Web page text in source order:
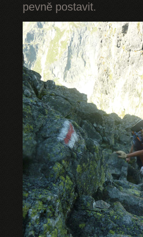
pevně postavit.